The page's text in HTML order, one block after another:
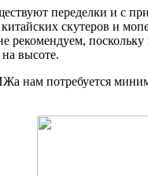
переделки и с
китайских скутеров и
рекомендуем, поскольку
на высоте.
нам потребуется